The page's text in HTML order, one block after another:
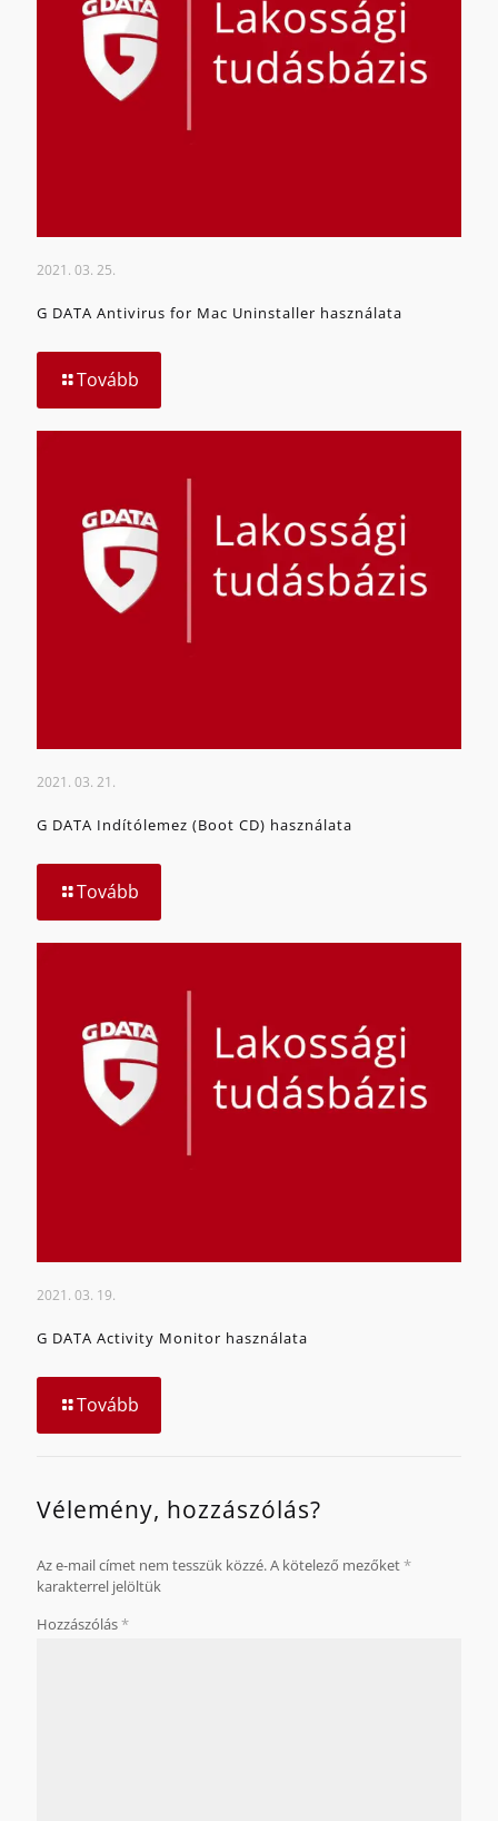
2021. 03. 25.
G DATA Antivirus for Mac Uninstaller használata
Tovább
2021. 03. 21.
G DATA Indítólemez (Boot CD) használata
Tovább
2021. 03. 19.
G DATA Activity Monitor használata
Tovább
Vélemény, hozzászólás?
Az e-mail címet nem tesszük közzé.A kötelező mezőket*
karakterrel jelöltük
Hozzászólás*